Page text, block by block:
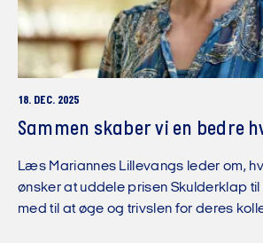
18. DEC. 2025
Sammen skaber vi en bedre
Læs Mariannes Lillevangs leder om,
ønsker at uddele prisen Skulderklap
med til at øge og trivslen for deres